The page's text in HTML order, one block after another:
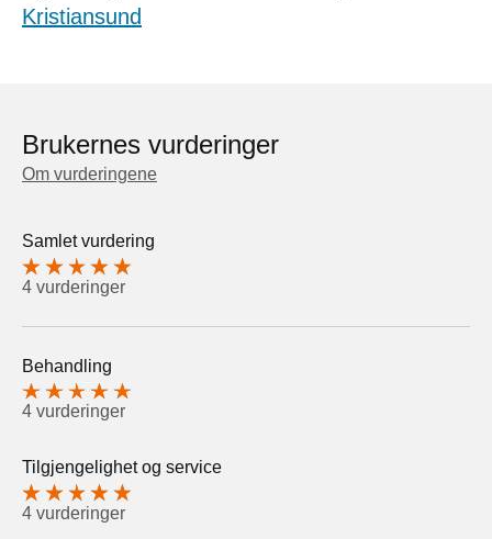
Kristiansund
Brukernes vurderinger
Om vurderingene
Samlet vurdering
4 vurderinger
Behandling
4 vurderinger
Tilgjengelighet og service
4 vurderinger